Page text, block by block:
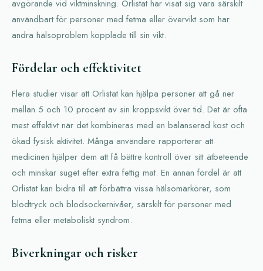
avgörande vid viktminskning. Orlistat har visat sig vara särskilt
användbart för personer med fetma eller övervikt som har
andra hälsoproblem kopplade till sin vikt.
Fördelar och effektivitet
Flera studier visar att Orlistat kan hjälpa personer att gå ner
mellan 5 och 10 procent av sin kroppsvikt över tid. Det är ofta
mest effektivt när det kombineras med en balanserad kost och
ökad fysisk aktivitet. Många användare rapporterar att
medicinen hjälper dem att få bättre kontroll över sitt ätbeteende
och minskar suget efter extra fettig mat. En annan fördel är att
Orlistat kan bidra till att förbättra vissa hälsomarkörer, som
blodtryck och blodsockernivåer, särskilt för personer med
fetma eller metaboliskt syndrom.
Biverkningar och risker